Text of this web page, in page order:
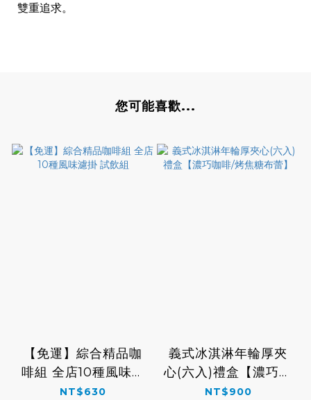
雙重追求。
您可能喜歡...
【免運】綜合精品咖
啡組 全店10種風味濾
掛 試飲組
NT$630
義式冰淇淋年輪厚夾
心(六入)禮盒【濃巧咖
啡/烤焦糖布蕾】
NT$900